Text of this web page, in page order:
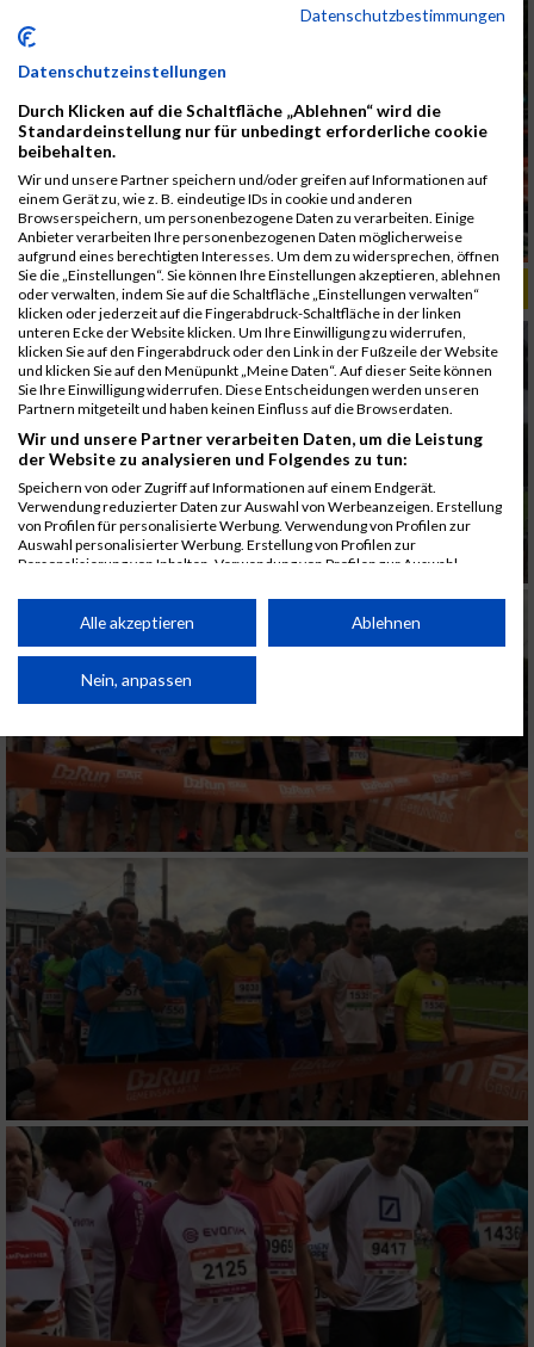
ALBUM B2RUN KÖLN / 05.09.2019
Datenschutzbestimmungen
Datenschutzeinstellungen
Durch Klicken auf die Schaltfläche „Ablehnen“ wird die
Standardeinstellung nur für unbedingt erforderliche cookie
beibehalten.
Wir und unsere Partner speichern und/oder greifen auf Informationen auf
einem Gerät zu, wie z. B. eindeutige IDs in cookie und anderen
Browserspeichern, um personenbezogene Daten zu verarbeiten. Einige
Anbieter verarbeiten Ihre personenbezogenen Daten möglicherweise
aufgrund eines berechtigten Interesses. Um dem zu widersprechen, öffnen
Sie die „Einstellungen“. Sie können Ihre Einstellungen akzeptieren, ablehnen
oder verwalten, indem Sie auf die Schaltfläche „Einstellungen verwalten“
klicken oder jederzeit auf die Fingerabdruck-Schaltfläche in der linken
unteren Ecke der Website klicken. Um Ihre Einwilligung zu widerrufen,
klicken Sie auf den Fingerabdruck oder den Link in der Fußzeile der Website
und klicken Sie auf den Menüpunkt „Meine Daten“. Auf dieser Seite können
Sie Ihre Einwilligung widerrufen. Diese Entscheidungen werden unseren
Partnern mitgeteilt und haben keinen Einfluss auf die Browserdaten.
Wir und unsere Partner verarbeiten Daten, um die Leistung
der Website zu analysieren und Folgendes zu tun:
Speichern von oder Zugriff auf Informationen auf einem Endgerät.
Verwendung reduzierter Daten zur Auswahl von Werbeanzeigen. Erstellung
von Profilen für personalisierte Werbung. Verwendung von Profilen zur
Auswahl personalisierter Werbung. Erstellung von Profilen zur
Personalisierung von Inhalten. Verwendung von Profilen zur Auswahl
Performance von Inhalten. Analyse von Zielgruppen durch Statistiken oder
Kombinationen von Daten aus verschiedenen Quellen. Entwicklung und
von Inhalten.
Daten können außerhalb der Europäischen Union weitergegeben und in die
Website/App.
Partnerliste anzeigen (1 IAB-Anbieter)
Wir nutzen Ihre Daten für folgende Zwecke:
IAB-Verarbeitungszwecke:
Speichern von oder Zugriff auf Informationen
auf einem Endgerät
Verwendung reduzierter Daten zur Auswahl
von Werbeanzeigen
Erstellung von Profilen für personalisierte
Werbung
Verwendung von Profilen zur Auswahl
personalisierter Werbung
Erstellung von Profilen zur Personalisierung
von Inhalten
Verwendung von Profilen zur Auswahl
personalisierter Inhalte
Alle akzeptieren Ablehnen
Nein, anpassen